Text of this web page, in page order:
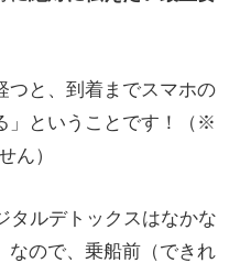
と、到着までスマホの
」ということです！（※
ん）
タルデトックスはなかな
なので、乗船前（できれ